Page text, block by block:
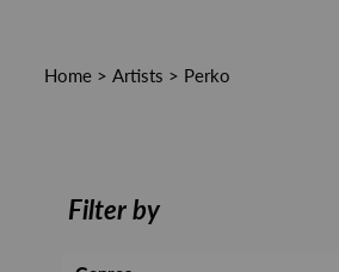
Home > Artists > Perko
Filter by